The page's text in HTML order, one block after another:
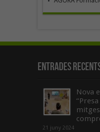
Entrades
Nova
21 juny 2024